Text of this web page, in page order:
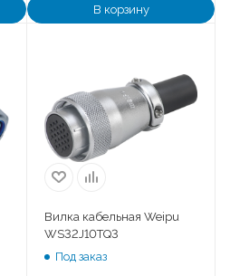
В корзину
Вилка кабельная Weipu
WS32J10TQ3
Под заказ